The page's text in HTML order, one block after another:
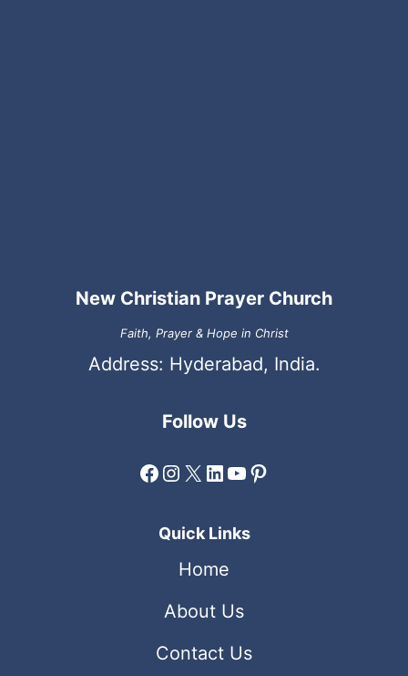
New Christian Prayer Church
Faith, Prayer & Hope in Christ
Address: Hyderabad, India.
Follow Us
Facebook
Instagram
X LinkedIn
YouTube
Pinterest
Quick Links
Home
About Us
Contact Us